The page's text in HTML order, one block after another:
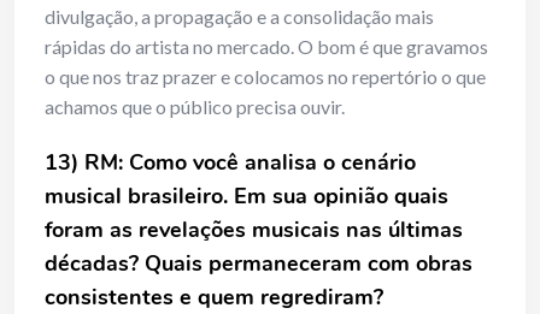
divulgação, a propagação e a consolidação mais
rápidas do artista no mercado. O bom é que gravamos
o que nos traz prazer e colocamos no repertório o que
achamos que o público precisa ouvir.
13) RM: Como você analisa o cenário
musical brasileiro. Em sua opinião quais
foram as revelações musicais nas últimas
décadas? Quais permaneceram com obras
consistentes e quem regrediram?